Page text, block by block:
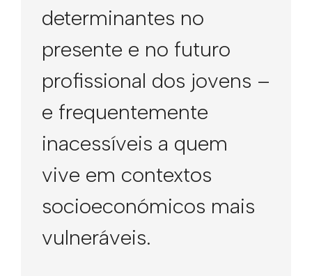
determinantes no
presente e no futuro
profissional dos jovens –
e frequentemente
inacessíveis a quem
vive em contextos
socioeconómicos mais
vulneráveis.